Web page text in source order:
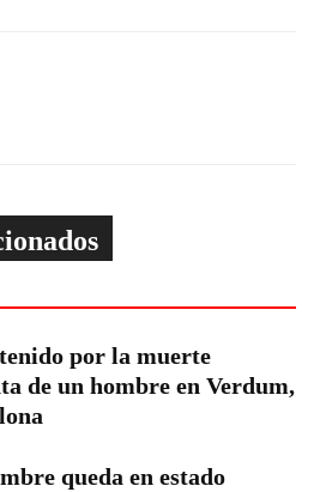
por la muerte
de un hombre en Verdum,
queda en estado